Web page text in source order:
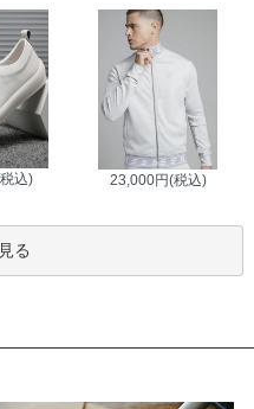
込) 23,000円(税込)
る